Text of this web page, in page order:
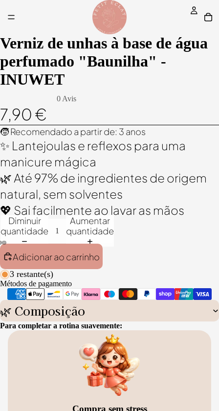
Verniz de unhas à base de água
perfumado "Baunilha" -
INUWET
0 Avis
7,90 €
🧒 Recomendado a partir de: 3 anos
✨ Lantejoulas e reflexos para uma
manicure mágica
🌿 Até 97% de ingredientes de origem
natural, sem solventes
💖 Sai facilmente ao lavar as mãos
Diminuir
quantidade
Aumentar
quantidade
Adicionar ao carrinho
3 restante(s)
Métodos de pagamento
🌿 Composição
Para completar a rotina suavemente:
Compra sem stress